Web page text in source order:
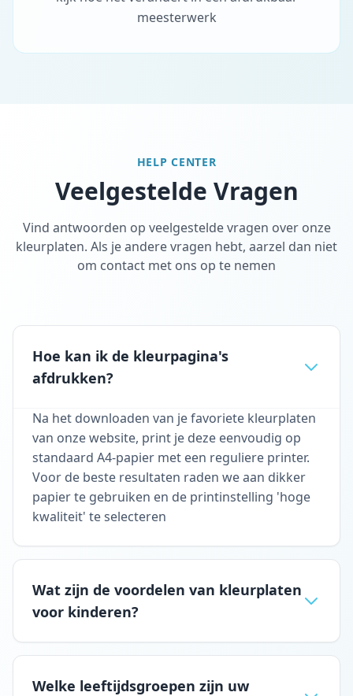
meesterwerk
HELP CENTER
Veelgestelde Vragen
Vind antwoorden op veelgestelde vragen over onze
kleurplaten. Als je andere vragen hebt, aarzel dan niet
om contact met ons op te nemen
Hoe kan ik de kleurpagina's
afdrukken?
Na het downloaden van je favoriete kleurplaten
van onze website, print je deze eenvoudig op
standaard A4-papier met een reguliere printer.
Voor de beste resultaten raden we aan dikker
papier te gebruiken en de printinstelling 'hoge
kwaliteit' te selecteren
Wat zijn de voordelen van kleurplaten
voor kinderen?
Welke leeftijdsgroepen zijn uw